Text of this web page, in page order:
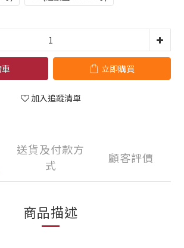
立即購買
加入追蹤清單
送貨及付款方
式
顧客評價
商品描述